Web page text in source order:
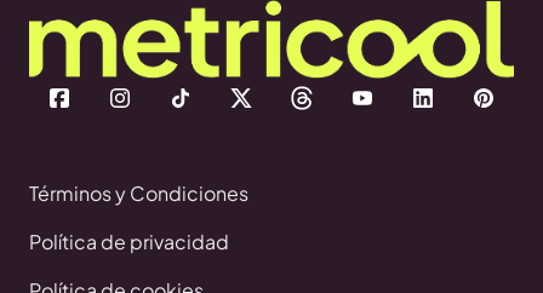
Términos y Condiciones
Política de privacidad